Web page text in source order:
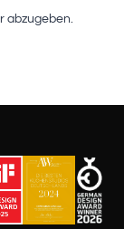
abzugeben.